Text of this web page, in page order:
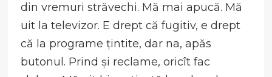
din vremuri străvechi. Mă mai apucă. Mă
uit la televizor. E drept că fugitiv, e drept
că la programe țintite, dar na, apăs
butonul. Prind și reclame, oricît fac